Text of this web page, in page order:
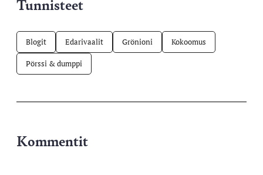
Blogit Edarivaalit Grönioni Kokoomus
Pörssi & dumppi
Kommentit